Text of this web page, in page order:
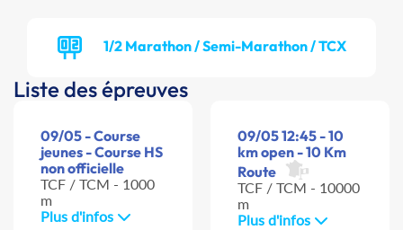
1/2 Marathon / Semi-Marathon / TCX
Liste des épreuves
09/05 - Course
jeunes - Course HS
non officielle
TCF / TCM - 1000
m
Plus d'infos
09/05 12:45 - 10
km open - 10 Km
Route
TCF / TCM - 10000
m
Plus d'infos